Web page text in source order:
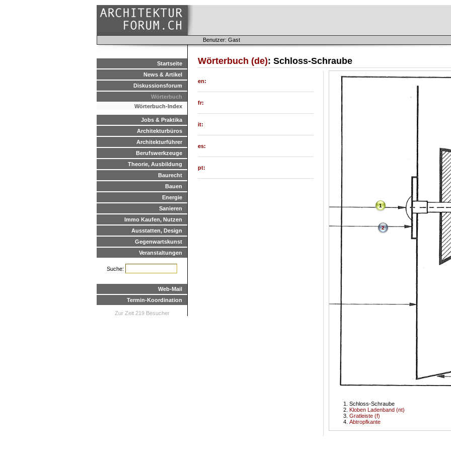
Benutzer: Gast
Startseite
News & Artikel
Diskussionsforum
Wörterbuch
Wörterbuch-Index
Jobs & Praktika
Architekturbüros
Architekturführer
Berufswerkzeuge
Theorie, Ausbildung
Baurecht
Bauen
Energie
Sanieren
Immo Kaufen, Nutzen
Ausstatten, Design
Gegenwartskunst
Veranstaltungen
Suche:
Web-Mail
Termin-Koordination
Zur Zeit 219 Besucher
Wörterbuch (de): Schloss-Schraube
1
Schloss-Schraube
Kloben Ladenband (nt)
2
Gratleiste (f)
Abtropfkante
en:
fr:
it:
es:
pt: